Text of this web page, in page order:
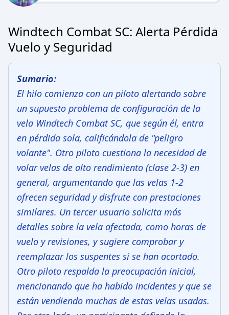
Windtech Combat SC: Alerta Pérdida
Vuelo y Seguridad
Sumario:
El hilo comienza con un piloto alertando sobre
un supuesto problema de configuración de la
vela Windtech Combat SC, que según él, entra
en pérdida sola, calificándola de "peligro
volante". Otro piloto cuestiona la necesidad de
volar velas de alto rendimiento (clase 2-3) en
general, argumentando que las velas 1-2
ofrecen seguridad y disfrute con prestaciones
similares. Un tercer usuario solicita más
detalles sobre la vela afectada, como horas de
vuelo y revisiones, y sugiere comprobar y
reemplazar los suspentes si se han acortado.
Otro piloto respalda la preocupación inicial,
mencionando que ha habido incidentes y que se
están vendiendo muchas de estas velas usadas.